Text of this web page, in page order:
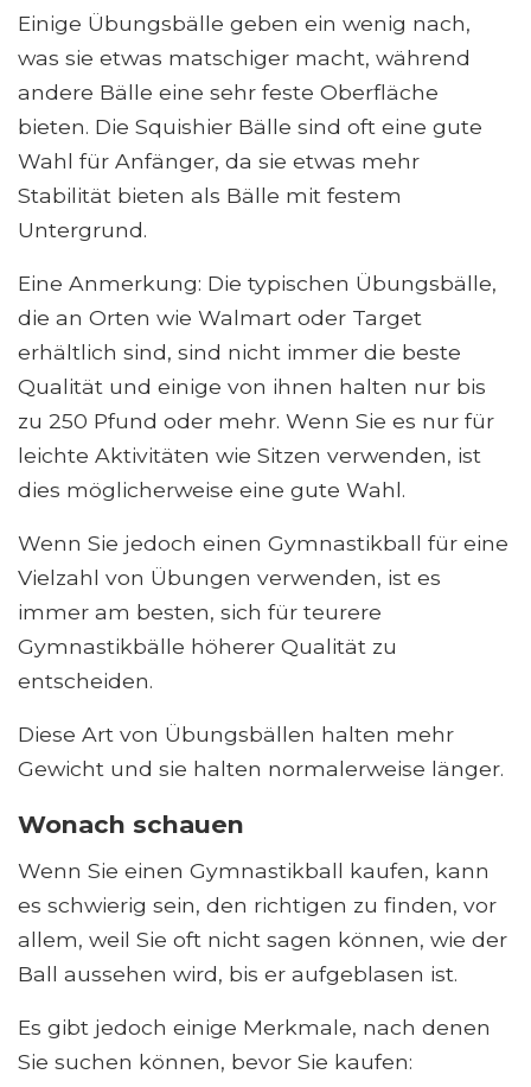
Einige Übungsbälle geben ein wenig nach,
was sie etwas matschiger macht, während
andere Bälle eine sehr feste Oberfläche
bieten. Die Squishier Bälle sind oft eine gute
Wahl für Anfänger, da sie etwas mehr
Stabilität bieten als Bälle mit festem
Untergrund.
Eine Anmerkung: Die typischen Übungsbälle,
die an Orten wie Walmart oder Target
erhältlich sind, sind nicht immer die beste
Qualität und einige von ihnen halten nur bis
zu 250 Pfund oder mehr. Wenn Sie es nur für
leichte Aktivitäten wie Sitzen verwenden, ist
dies möglicherweise eine gute Wahl.
Wenn Sie jedoch einen Gymnastikball für eine
Vielzahl von Übungen verwenden, ist es
immer am besten, sich für teurere
Gymnastikbälle höherer Qualität zu
entscheiden.
Diese Art von Übungsbällen halten mehr
Gewicht und sie halten normalerweise länger.
Wonach schauen
Wenn Sie einen Gymnastikball kaufen, kann
es schwierig sein, den richtigen zu finden, vor
allem, weil Sie oft nicht sagen können, wie der
Ball aussehen wird, bis er aufgeblasen ist.
Es gibt jedoch einige Merkmale, nach denen
Sie suchen können, bevor Sie kaufen: